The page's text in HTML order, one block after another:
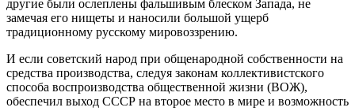
другие были ослеплены фальшивым блеском Запада, не
замечая его нищеты и наносили большой ущерб
традиционному русскому мировоззрению.
И если советский народ при общенародной собственности на
средства производства, следуя законам коллективистского
способа воспроизводства общественной жизни (ВОЖ),
обеспечил выход СССР на второе место в мире и возможность